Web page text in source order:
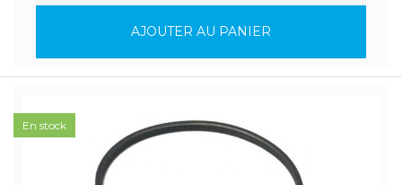
AJOUTER AU PANIER
En stock